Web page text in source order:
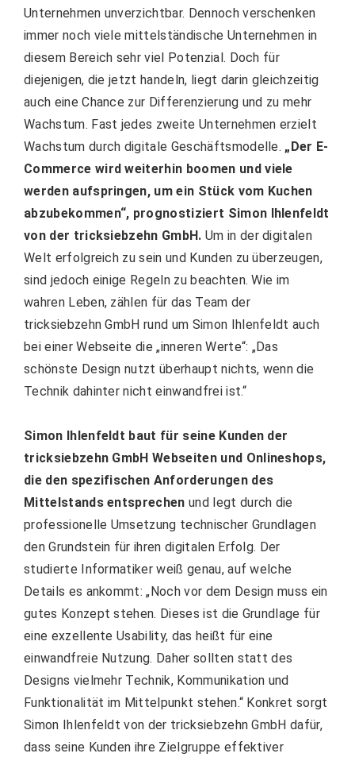
Unternehmen unverzichtbar. Dennoch verschenken
immer noch viele mittelständische Unternehmen in
diesem Bereich sehr viel Potenzial. Doch für
diejenigen, die jetzt handeln, liegt darin gleichzeitig
auch eine Chance zur Differenzierung und zu mehr
Wachstum. Fast jedes zweite Unternehmen erzielt
Wachstum durch digitale Geschäftsmodelle. „Der E-
Commerce wird weiterhin boomen und viele
werden aufspringen, um ein Stück vom Kuchen
abzubekommen“, prognostiziert Simon Ihlenfeldt
von der tricksiebzehn GmbH. Um in der digitalen
Welt erfolgreich zu sein und Kunden zu überzeugen,
sind jedoch einige Regeln zu beachten. Wie im
wahren Leben, zählen für das Team der
tricksiebzehn GmbH rund um Simon Ihlenfeldt auch
bei einer Webseite die „inneren Werte“: „Das
schönste Design nutzt überhaupt nichts, wenn die
Technik dahinter nicht einwandfrei ist.“
Simon Ihlenfeldt baut für seine Kunden der
tricksiebzehn GmbH Webseiten und Onlineshops,
die den spezifischen Anforderungen des
Mittelstands entsprechen und legt durch die
professionelle Umsetzung technischer Grundlagen
den Grundstein für ihren digitalen Erfolg. Der
studierte Informatiker weiß genau, auf welche
Details es ankommt: „Noch vor dem Design muss ein
gutes Konzept stehen. Dieses ist die Grundlage für
eine exzellente Usability, das heißt für eine
einwandfreie Nutzung. Daher sollten statt des
Designs vielmehr Technik, Kommunikation und
Funktionalität im Mittelpunkt stehen.“ Konkret sorgt
Simon Ihlenfeldt von der tricksiebzehn GmbH dafür,
dass seine Kunden ihre Zielgruppe effektiver